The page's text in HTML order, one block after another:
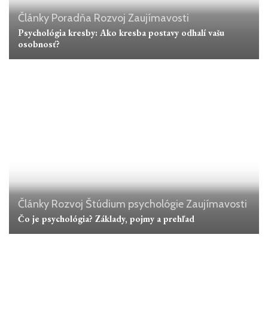
Články Poradňa Rozvoj Zaujímavosti
Psychológia kresby: Ako kresba postavy odhalí vašu
osobnosť?
Články Rozvoj Štúdium psychológieZaujímavosti
Čo je psychológia? Základy, pojmy a prehľad